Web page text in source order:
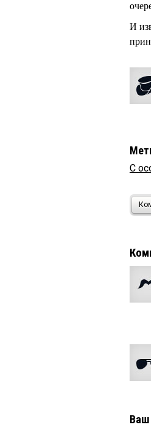
И
С
Ваш